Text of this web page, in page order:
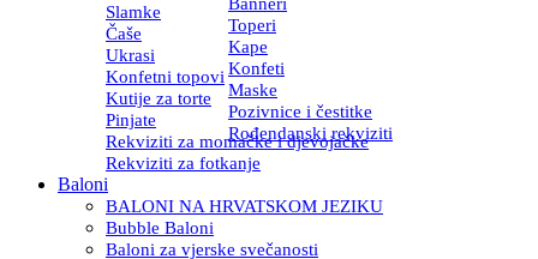
Slamke
Čaše
Toperi
Ukrasi
Kape
Konfetni topovi Konfeti
Kutije za torte
Maske
Pinjate
Pozivnice i čestitke
Rekviziti za momačke i djevojačke
Rođendanski rekviziti
Rekviziti za fotkanje
Baloni
BALONI NA HRVATSKOM JEZIKU
Bubble Baloni
Baloni za vjerske svečanosti